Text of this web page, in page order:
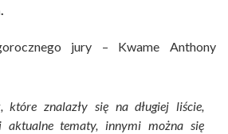
jury – Kwame Anthony
które znalazły się na długiej liście,
tematy, innymi można się